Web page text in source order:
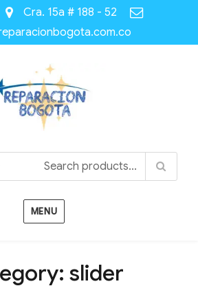
Cra. 15a # 188 - 52
MENU
slider